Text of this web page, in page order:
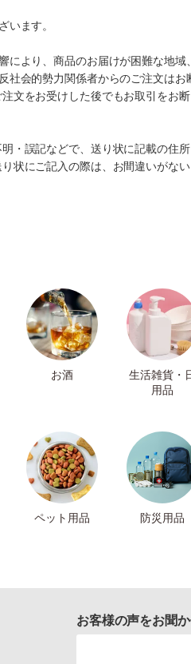
います。
より、商品のお届けが困難な地域
会的勢力関係者からのご注文は
文をお受けした後でもお取引をお
・誤記などで、送り状に記載の住
状にご記入の際は、お間違いがな
お酒
生活雑貨・
用品
ペット用品 防災用品
お客様の声をお聞